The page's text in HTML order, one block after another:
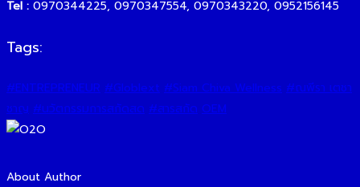
Tel : 0970344225, 0970347554, 0970343220, 0952156145
Tags:
#ENTREPRENEUR #Globlext #Siam Chiva Wellness #ณพีรา เตชา
ชาญ #นวัตกรรมการสกัดสด #สารสกัด OEM
About Author